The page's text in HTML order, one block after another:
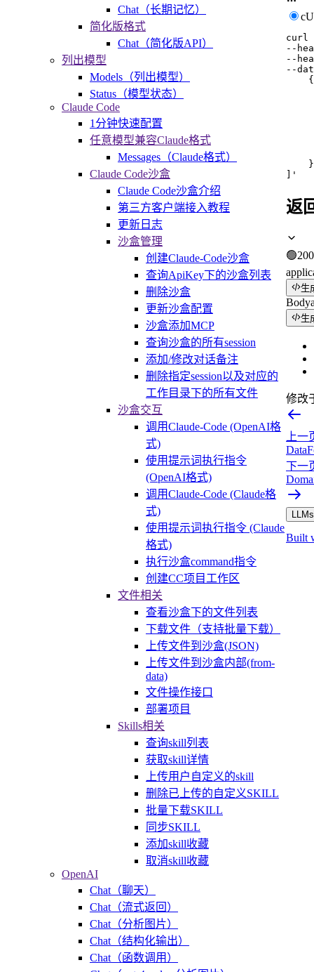
Chat（长期记忆）
简化版格式
Chat（简化版API）
列出模型
Models（列出模型）
Status（模型状态）
Claude Code
1分钟快速配置
任意模型兼容Claude格式
Messages（Claude格式）
Claude Code沙盒
Claude Code沙盒介绍
第三方客户端接入教程
更新日志
沙盒管理
创建Claude-Code沙盒
查询ApiKey下的沙盒列表
删除沙盒
更新沙盒配置
沙盒添加MCP
查询沙盒的所有session
添加/修改对话备注
删除指定session以及对应的
工作目录下的所有文件
沙盒交互
调用Claude-Code (OpenAI格
式)
使用提示词执行指令
(OpenAI格式)
调用Claude-Code (Claude格
式)
使用提示词执行指令 (Claude
格式)
执行沙盒command指令
创建CC项目工作区
文件相关
查看沙盒下的文件列表
下载文件（支持批量下载）
上传文件到沙盒(JSON)
上传文件到沙盒内部(from-
data)
文件操作接口
部署项目
Skills相关
查询skill列表
获取skill详情
上传用户自定义的skill
删除已上传的自定义SKILL
批量下载SKILL
同步SKILL
添加skill收藏
取消skill收藏
OpenAI
Chat（聊天）
Chat（流式返回）
Chat（分析图片）
Chat（结构化输出）
Chat（函数调用）
curl
--
--
--
    {
    }
]'
返
🟢200
生
Body
生
修改
上一
下一
Built